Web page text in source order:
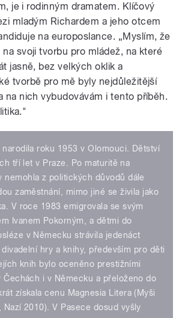
je i rodinným dramatem. Klíčový
mladým Richardem a jeho otcem
na europoslance. „Myslím, že
na svoji tvorbu pro mládež, na které
jasně, bez velkých oklik a
tvorbě pro mě byly nejdůležitější
na nich vybudovávám i tento příběh.
narodila roku 1953 v Olomouci. Dětství
tří let v Praze. Po maturitě na
nemohla z politických důvodů dále
zaměstnání, mimo jiné se živila jako
V roce 1983 emigrovala se svým
Ivanem Pokorným, a dětmi do
v Německu strávila jedenáct
hry a knihy, především pro děti
knih bylo oceněno prestižními
Čechách i v Německu a přeloženo do
získala cenu Magnesia Litera (Myši
2010). V Pasece dosud vyšly